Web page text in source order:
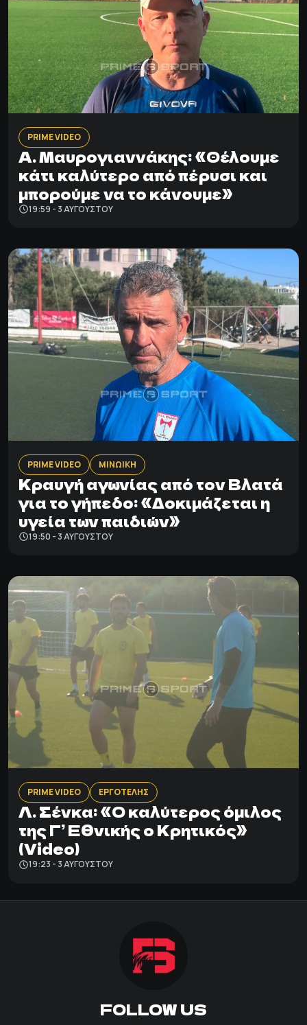
PRIME VIDEO
Α. Μαυρογιαννάκης: «Θέλουμε
κάτι καλύτερο από πέρυσι και
μπορούμε να το κάνουμε»
19:59 - 3 ΑΥΓΟΎΣΤΟΥ
PRIME VIDEO ΜΙΝΩΙΚΗ
Κραυγή αγωνίας από τον Βλατά
για το γήπεδο: «Δοκιμάζεται η
υγεία των παιδιών»
19:50 - 3 ΑΥΓΟΎΣΤΟΥ
PRIME VIDEO ΕΡΓΟΤΕΛΗΣ
Λ. Σένκα: «Ο καλύτερος όμιλος
της Γ’ Εθνικής ο Κρητικός»
(Video)
19:23 - 3 ΑΥΓΟΎΣΤΟΥ
FOLLOW US